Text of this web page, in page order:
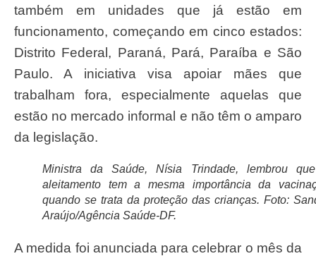
também em unidades que já estão em
funcionamento, começando em cinco estados:
Distrito Federal, Paraná, Pará, Paraíba e São
Paulo. A iniciativa visa apoiar mães que
trabalham fora, especialmente aquelas que
estão no mercado informal e não têm o amparo
da legislação.
Ministra da Saúde, Nísia Trindade, lembrou
aleitamento tem a mesma importância da
quando se trata da proteção das crianças. Foto:
Araújo/Agência Saúde-DF.
A medida foi anunciada para celebrar o mês da